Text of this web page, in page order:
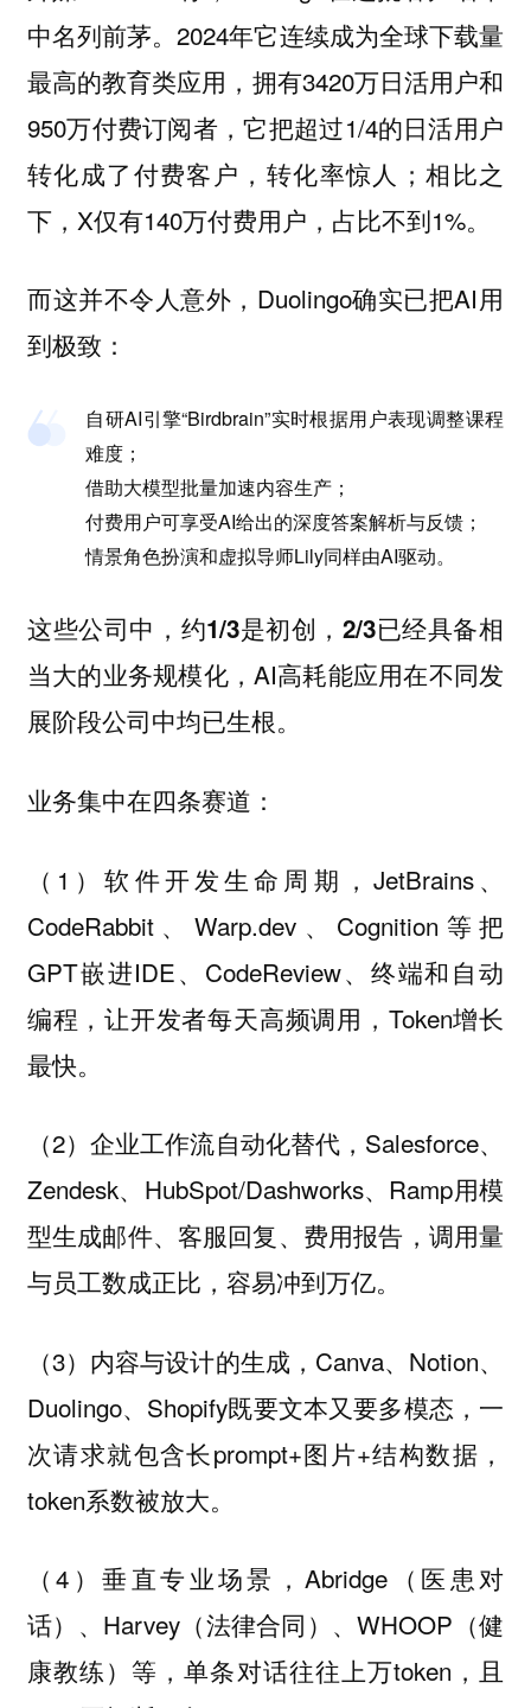
中名列前茅。2024年它连续成为全球下载量
最高的教育类应用，拥有3420万日活用户和
950万付费订阅者，它把超过1/4的日活用户
转化成了付费客户，转化率惊人；相比之
下，X仅有140万付费用户，占比不到1%。
而这并不令人意外，Duolingo确实已把AI用
到极致：
自研AI引擎“Birdbrain”实时根据用户表现调整课程
难度；
借助大模型批量加速内容生产；
付费用户可享受AI给出的深度答案解析与反馈；
情景角色扮演和虚拟导师Lily同样由AI驱动。
这些公司中 ，约1/3是初创，2/3已经具备相
当大的业务规模化，AI高耗能应用在不同发
展阶段公司中均已生根。
业务集中在四条赛道：
（1）软件开发生命周期 ，JetBrains、
CodeRabbit、Warp.dev、Cognition等把
GPT嵌进IDE、CodeReview、终端和自动
编程，让开发者每天高频调用，Token增长
最快。
（2）企业工作流自动化替代，Salesforce、
Zendesk、HubSpot/Dashworks、Ramp用模
型生成邮件、客服回复、费用报告，调用量
与员工数成正比，容易冲到万亿。
（3） 内容与设计的生成 ，Canva、Notion、
Duolingo、Shopify既要文本又要多模态，一
次请求就包含长prompt+图片+结构数据，
token系数被放大。
（4）垂直专业场景 ，Abridge（医患对
话）、Harvey（法律合同）、WHOOP（健
康教练）等，单条对话往往上万token，且